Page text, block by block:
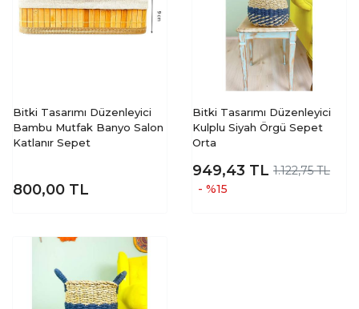
Bitki Tasarımı Düzenleyici
Bambu Mutfak Banyo Salon
Katlanır Sepet
800,00 TL
Bitki Tasarımı Düzenleyici
Kulplu Siyah Örgü Sepet
Orta
949,43 TL 1.122,75 TL
- %15